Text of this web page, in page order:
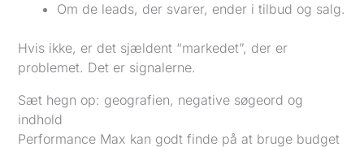
Om de leads, der svarer, ender i tilbud og salg.
Hvis ikke, er det sjældent “markedet”, der er
problemet. Det er signalerne.
Sæt hegn op: geografien, negative søgeord og
indhold
Performance Max kan godt finde på at bruge budget